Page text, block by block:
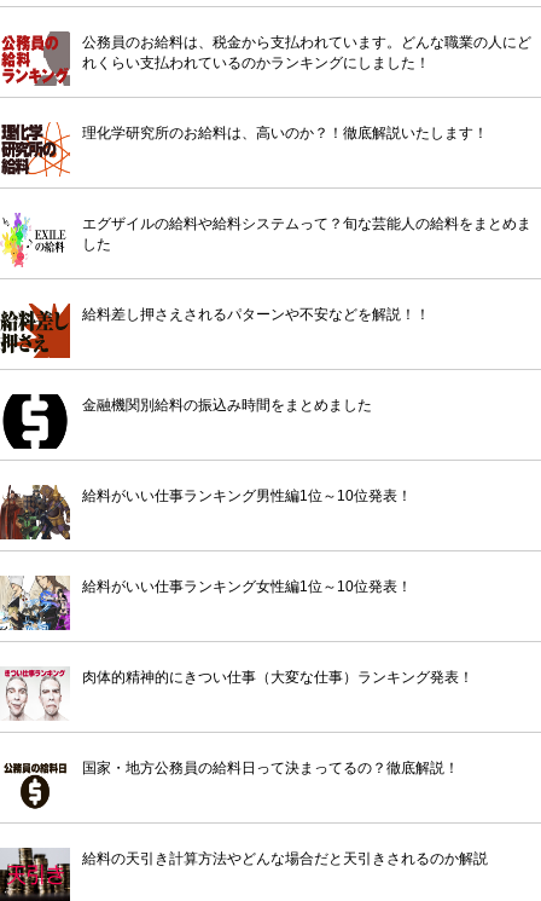
公務員のお給料は、税金から支払われています。どんな職業の人にど
れくらい支払われているのかランキングにしました！
理化学研究所のお給料は、高いのか？！徹底解説いたします！
エグザイルの給料や給料システムって？旬な芸能人の給料をまとめま
した
給料差し押さえされるパターンや不安などを解説！！
金融機関別給料の振込み時間をまとめました
給料がいい仕事ランキング男性編1位～10位発表！
給料がいい仕事ランキング女性編1位～10位発表！
肉体的精神的にきつい仕事（大変な仕事）ランキング発表！
国家・地方公務員の給料日って決まってるの？徹底解説！
給料の天引き計算方法やどんな場合だと天引きされるのか解説